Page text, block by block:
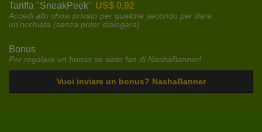
Tariffa "SneakPeek" US$ 0,92
Accedi allo show privato per qualche secondo per dare
un'occhiata (senza poter dialogare)
Bonus
Per regalare un bonus se siete fan di NashaBanner!
Vuoi inviare un bonus? NashaBanner